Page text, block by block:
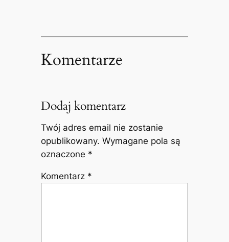
Komentarze
Dodaj komentarz
Twój adres email nie zostanie
opublikowany. Wymagane pola są
oznaczone *
Komentarz *